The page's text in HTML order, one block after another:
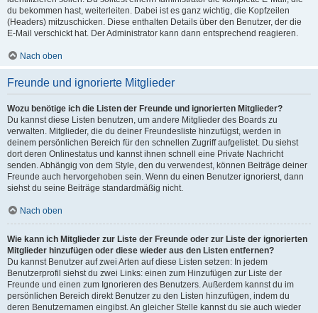
du bekommen hast, weiterleiten. Dabei ist es ganz wichtig, die Kopfzeilen
(Headers) mitzuschicken. Diese enthalten Details über den Benutzer, der die
E-Mail verschickt hat. Der Administrator kann dann entsprechend reagieren.
Nach oben
Freunde und ignorierte Mitglieder
Wozu benötige ich die Listen der Freunde und ignorierten Mitglieder?
Du kannst diese Listen benutzen, um andere Mitglieder des Boards zu
verwalten. Mitglieder, die du deiner Freundesliste hinzufügst, werden in
deinem persönlichen Bereich für den schnellen Zugriff aufgelistet. Du siehst
dort deren Onlinestatus und kannst ihnen schnell eine Private Nachricht
senden. Abhängig von dem Style, den du verwendest, können Beiträge deiner
Freunde auch hervorgehoben sein. Wenn du einen Benutzer ignorierst, dann
siehst du seine Beiträge standardmäßig nicht.
Nach oben
Wie kann ich Mitglieder zur Liste der Freunde oder zur Liste der ignorierten
Mitglieder hinzufügen oder diese wieder aus den Listen entfernen?
Du kannst Benutzer auf zwei Arten auf diese Listen setzen: In jedem
Benutzerprofil siehst du zwei Links: einen zum Hinzufügen zur Liste der
Freunde und einen zum Ignorieren des Benutzers. Außerdem kannst du im
persönlichen Bereich direkt Benutzer zu den Listen hinzufügen, indem du
deren Benutzernamen eingibst. An gleicher Stelle kannst du sie auch wieder